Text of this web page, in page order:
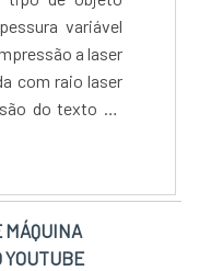
variável
a laser
com raio laser
do texto ou
É utilizado em
por
interna como
vendedor, ou
MÁQUINA
YOUTUBE